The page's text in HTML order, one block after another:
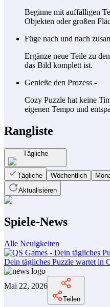
Beginne mit auffälligen
Objekten oder großen
Füge nach und nach
Ergänze neue Teile zu
das Bild komplett ist.
Genieße den Prozess -
Cozy Puzzle hat keine
eigenen Tempo und
Rangliste
Tägliche
Tägliche Wöchentlich
Aktualisieren
Spiele-News
Alle Neuigkeiten
Dein tägliches Puzzle wartet in
Mai 22, 2026
Teilen